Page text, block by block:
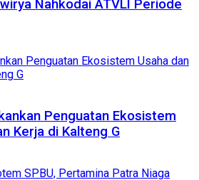
Nahkodai ATVLI Periode
Penguatan Ekosistem
Kerja di Kalteng G